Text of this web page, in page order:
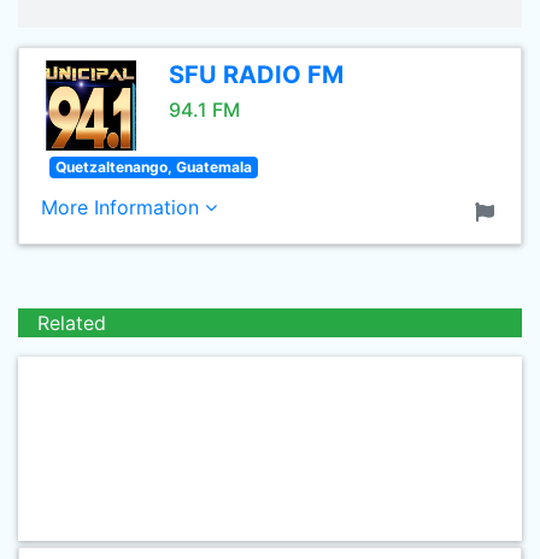
SFU RADIO FM
94.1 FM
Quetzaltenango, Guatemala
More Information
Related